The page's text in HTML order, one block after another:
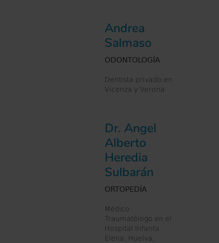
Andrea
Salmaso
ODONTOLOGÍA
Dentista privado en
Vicenza y Verona
Dr. Angel
Alberto
Heredia
Sulbarán
ORTOPEDÍA
Médico
Traumatólogo en el
Hospital Infanta
Elena, Huelva,